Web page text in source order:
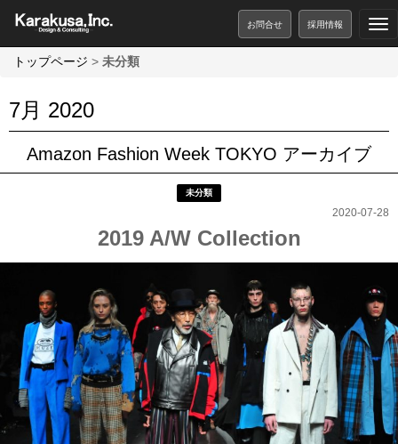
採用情報
お問合せ
トップページ > 未分類
7月 2020
Amazon Fashion Week TOKYO アーカイブ
未分類
2020-07-28
2019 A/W Collection